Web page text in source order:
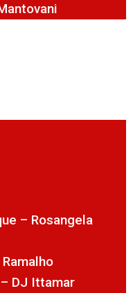
– Rosangela
DJ Ittamar